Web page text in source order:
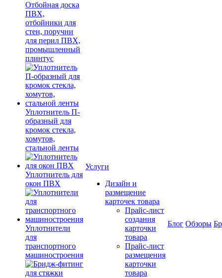
Отбойная доска
ПВХ,
отбойники для
стен, поручни
для перил ПВХ,
промышленный
плинтус
Уплотнитель П-
образный для
кромок стекла,
хомутов,
стальной ленты
Уплотнитель для
окон ПВХ
Уплотнители
для
транспортного
машиностроения
Услуги
Дизайн и
размещение
карточек товара
Прайс-лист
создания
карточки
товара
Прайс-лист
размещения
карточки
товара
Блог Обзоры